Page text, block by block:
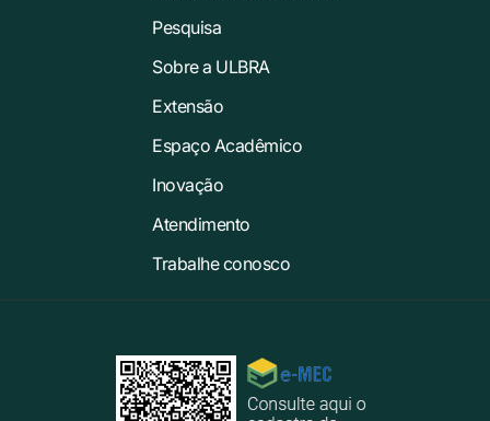
Pesquisa
Sobre a ULBRA
Extensão
Espaço Acadêmico
Inovação
Atendimento
Trabalhe conosco